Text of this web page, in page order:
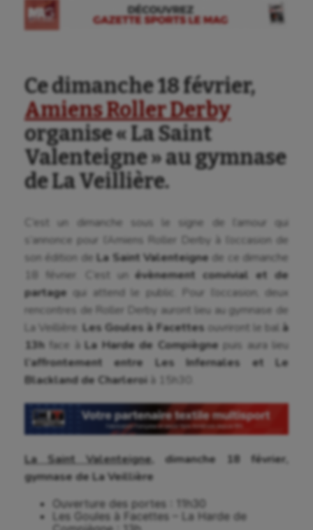
Athlétisme
Auto
Aviron
Balle à la main
Baseball
Billard
Boules lyonnaises
Canoë-kayak
Cerf Volant
Cheerleading
Crossfit
Danse
Equitation
Ce dimanche 18 février,
Amiens Roller Derby
organise « La Saint
Valenteigne » au gymnase
de La Veillière.
C’est un dimanche sous le signe de l’amour qui
s’annonce pour l’Amiens Roller Derby à l’occasion de
son édition de La Saint Valenteigne de ce dimanche
18 février. C’est un évènement convivial et de
partage qui attend le public. Pour l’occasion, deux
rencontres de Roller Derby auront lieu au gymnase de
La Veillière.Les Goules à Facettes ouvriront le bal à
13h face àLa Harde de Compiègne puis aura lieu
l’affrontement entre Les Infernales et Le
Blackland de Charleroi à 15h30.
La Saint Valenteigne, dimanche 18 février,
gymnase de La Veillière
Ouverture des portes : 11h30
Les Goules à Facettes – La Harde de